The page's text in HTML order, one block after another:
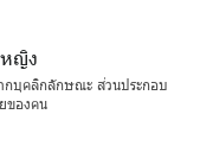
ญิง
กบุคลิกลักษณะ ส่วนประกอบ
ของคน